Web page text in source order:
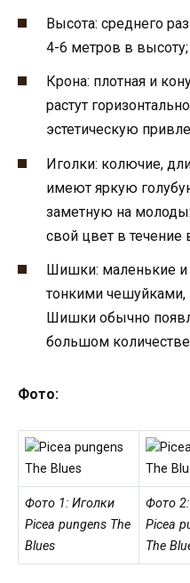
Высота: среднего
4-6 метров в высоту;
Крона: плотная и
растут
эстетическую
Иголки: колючие,
имеют яркую
заметную на
свой цвет в течение
Шишки: маленькие
тонкими
Шишки обычно
большом
Фото:
Фото 1: Иголки
Picea pungens The
Blues
Фото
Picea
The